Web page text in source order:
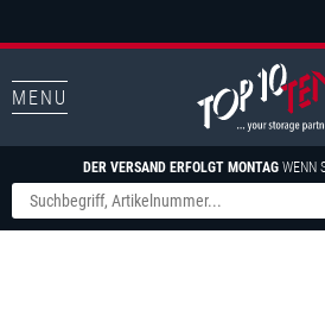
MENU
DER VERSAND ERFOLGT MONTAG WENN